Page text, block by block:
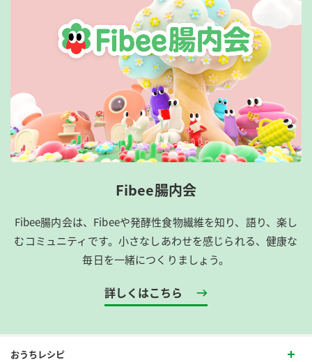
Fibee腸内会
Fibee腸内会は、​Fibeeや発酵性食物繊維を知り、語り、楽し
むコミュニティです。​小さなしあわせを感じられる、健康な
毎日を一緒につくりましょう。
詳しくはこちら
おうちレシピ